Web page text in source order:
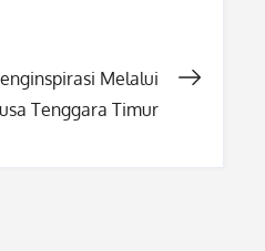
Melalui
Tenggara Timur